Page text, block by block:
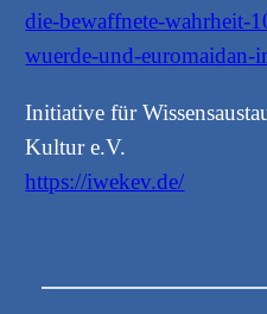
die-bewaffnete-wahrheit-
wuerde-und-euromaidan-
Initiative für
Kultur e.V.
https://iwekev.de/